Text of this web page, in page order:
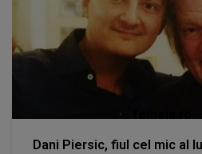
Dani Piersic, fiul cel mic al